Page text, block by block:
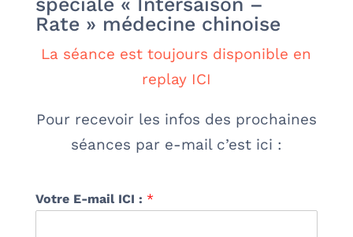
Rate » médecine chinoise
La séance est toujours disponible en
replay ICI
Pour recevoir les infos des prochaines
séances par e-mail c’est ici :
Votre E-mail ICI : *